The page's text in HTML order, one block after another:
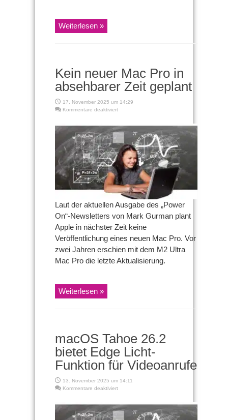
Weiterlesen »
Kein neuer Mac Pro in
absehbarer Zeit geplant
17. November 2025 um 14:29
Kommentare deaktiviertfür
Mac
in
absehbarer
Zeit
geplant
Laut der aktuellen Ausgabe des „Power
On“-Newsletters von Mark Gurman plant
Apple in nächster Zeit keine
Veröffentlichung eines neuen Mac Pro. Vor
zwei Jahren erschien mit dem M2 Ultra
Mac Pro die letzte Aktualisierung.
Weiterlesen »
macOS Tahoe 26.2
bietet Edge Licht-
Funktion für Videoanrufe
13. November 2025 um 14:11
Kommentare deaktiviertfür
26.2